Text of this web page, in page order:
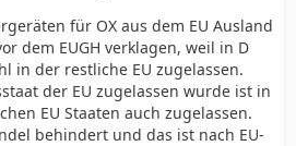
für OX aus dem EU Ausland
dem EUGH verklagen, weil in D
in der restliche EU zugelassen.
der EU zugelassen wurde ist in
EU Staaten auch zugelassen.
behindert und das ist nach EU-